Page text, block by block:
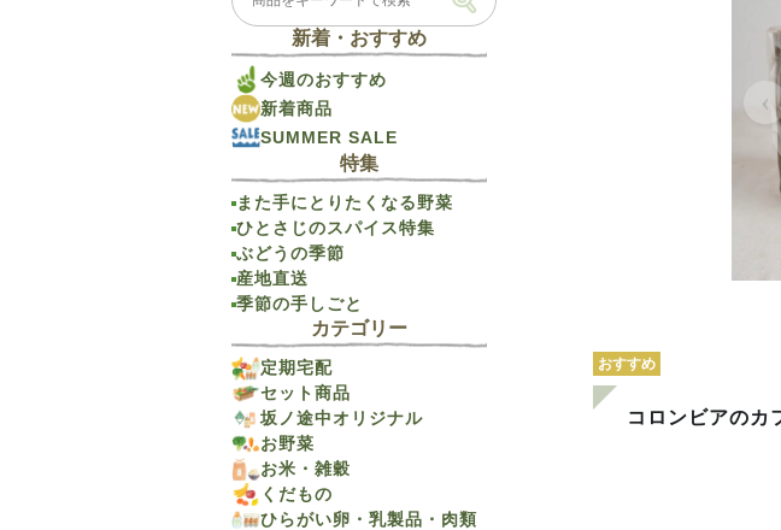
おすすめ
コロンビアのカ
新着・おすすめ
今週のおすすめ
新着商品
SUMMER SALE
特集
また手にとりたくなる野菜
ひとさじのスパイス特集
ぶどうの季節
産地直送
季節の手しごと
カテゴリー
定期宅配
セット商品
坂ノ途中オリジナル
お野菜
お米・雑穀
くだもの
ひらがい卵・乳製品・肉類